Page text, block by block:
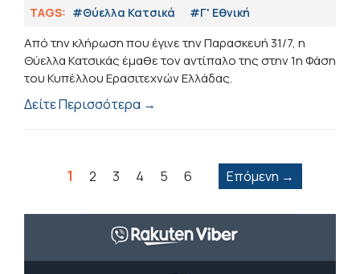
TAGS: #Θύελλα Κατσικά #Γ' Εθνική
Από την κλήρωση που έγινε την Παρασκευή 31/7, η
Θύελλα Κατσικάς έμαθε τον αντίπαλο της στην 1η Φάση
του Κυπέλλου Ερασιτεχνών Ελλάδας.
Δείτε Περισσότερα →
1 2 3 4 5 6 Επόμενη →